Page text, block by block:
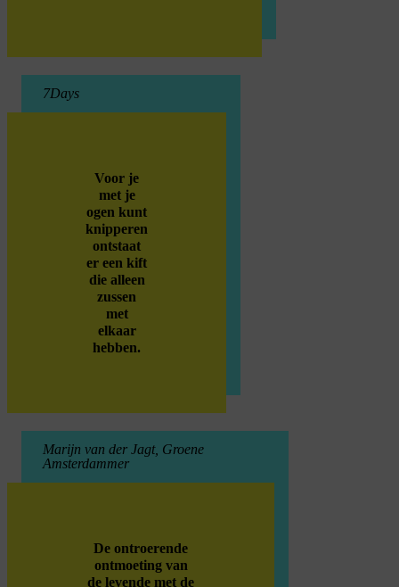
7Days
Voor je
met je
ogen kunt
knipperen
ontstaat
er een kift
die alleen
zussen
met
elkaar
hebben.
Marijn van der Jagt, Groene
Amsterdammer
De ontroerende
ontmoeting van
de levende met de